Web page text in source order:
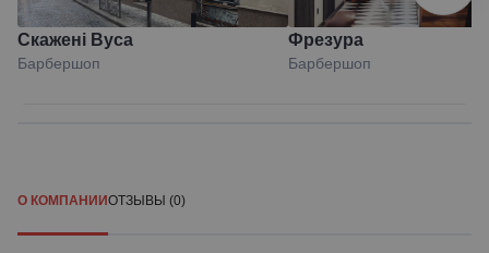
Скажені Вуса
Барбершоп
Фрезура
Барбершоп
О КОМПАНИИОТЗЫВЫ (0)